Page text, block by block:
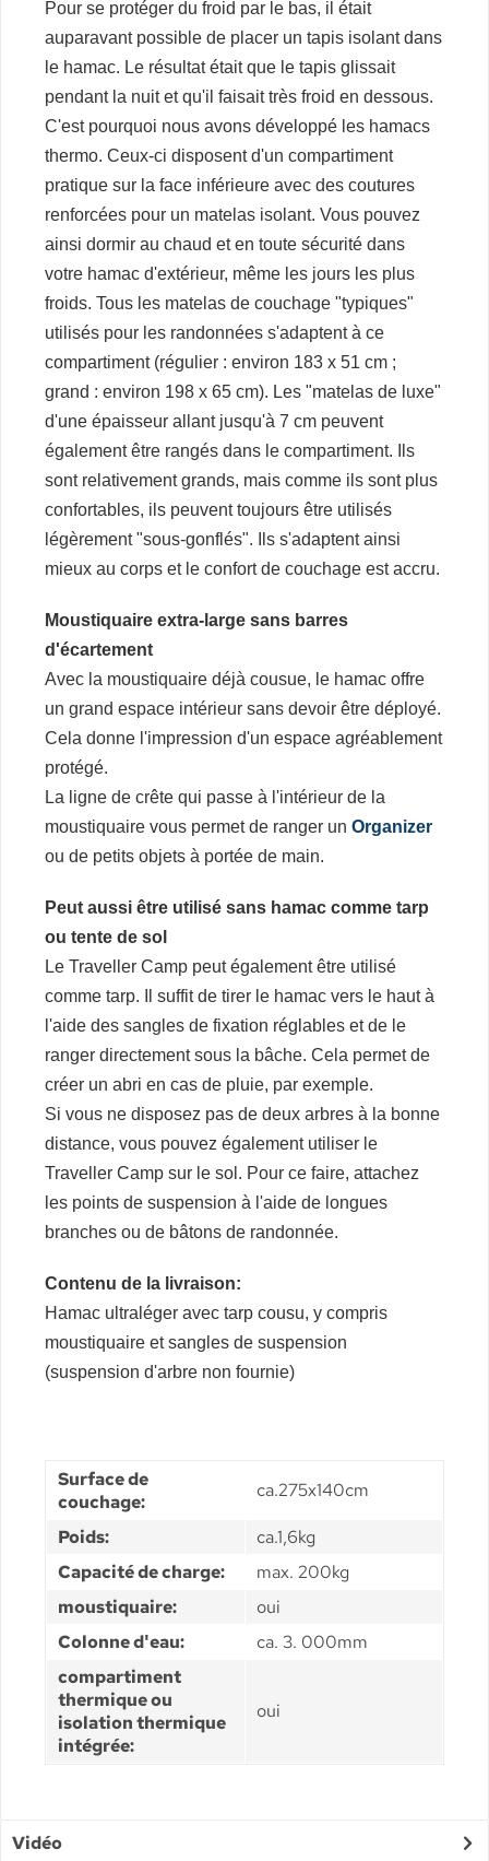
Pour se protéger du froid par le bas, il était
auparavant possible de placer un tapis isolant dans
le hamac. Le résultat était que le tapis glissait
pendant la nuit et qu'il faisait très froid en dessous.
C'est pourquoi nous avons développé les hamacs
thermo. Ceux-ci disposent d'un compartiment
pratique sur la face inférieure avec des coutures
renforcées pour un matelas isolant. Vous pouvez
ainsi dormir au chaud et en toute sécurité dans
votre hamac d'extérieur, même les jours les plus
froids. Tous les matelas de couchage "typiques"
utilisés pour les randonnées s'adaptent à ce
compartiment (régulier : environ 183 x 51 cm ;
grand : environ 198 x 65 cm). Les "matelas de luxe"
d'une épaisseur allant jusqu'à 7 cm peuvent
également être rangés dans le compartiment. Ils
sont relativement grands, mais comme ils sont plus
confortables, ils peuvent toujours être utilisés
légèrement "sous-gonflés". Ils s'adaptent ainsi
mieux au corps et le confort de couchage est accru.
Moustiquaire extra-large sans barres
d'écartement
Avec la moustiquaire déjà cousue, le hamac offre
un grand espace intérieur sans devoir être déployé.
Cela donne l'impression d'un espace agréablement
protégé.
La ligne de crête qui passe à l'intérieur de la
moustiquaire vous permet de ranger un Organizer
ou de petits objets à portée de main.
Peut aussi être utilisé sans hamac comme tarp
ou tente de sol
Le Traveller Camp peut également être utilisé
comme tarp. Il suffit de tirer le hamac vers le haut à
l'aide des sangles de fixation réglables et de le
ranger directement sous la bâche. Cela permet de
créer un abri en cas de pluie, par exemple.
Si vous ne disposez pas de deux arbres à la bonne
distance, vous pouvez également utiliser le
Traveller Camp sur le sol. Pour ce faire, attachez
les points de suspension à l'aide de longues
branches ou de bâtons de randonnée.
Contenu de la livraison:
Hamac ultraléger avec tarp cousu, y compris
moustiquaire et sangles de suspension
(suspension d'arbre non fournie)
Surface de
couchage:
ca.275x140cm
Poids:
ca.1,6kg
Capacité de charge:
max. 200kg
moustiquaire:
oui
Colonne d'eau:
ca. 3. 000mm
compartiment
thermique ou
isolation thermique
intégrée:
oui
Vidéo